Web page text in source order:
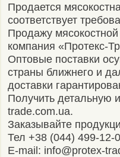
Продается
соответствует
Продажу
компания «Протекс-
Оптовые поставки
страны ближнего и
доставки
Получить детальную
trade.com.ua.
Заказывайте
Тел +38 (044) 499-12-
E-mail: info@protex-